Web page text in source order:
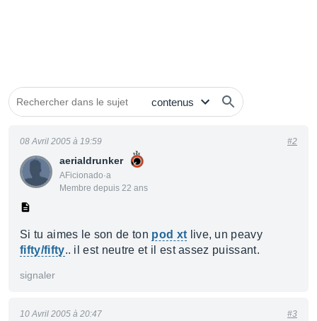
aerialdrunker
AFicionado·a
Membre depuis 22 ans
08 Avril 2005 à 19:59 #2
Si tu aimes le son de ton pod xt live, un peavy
fifty/fifty.. il est neutre et il est assez puissant.
signaler
10 Avril 2005 à 20:47 #3